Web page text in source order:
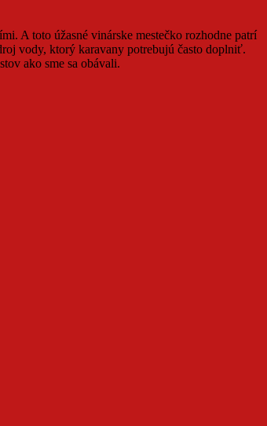
A toto úžasné vinárske mestečko rozhodne patrí
vody, ktorý karavany potrebujú často doplniť.
ako sme sa obávali.